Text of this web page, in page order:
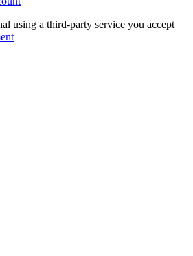
using a third-party service you accept